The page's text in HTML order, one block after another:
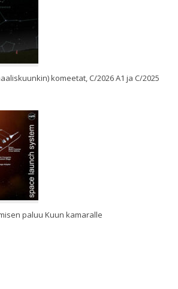
komeetat, C/2026 A1 ja C/2025
paluu Kuun kamaralle